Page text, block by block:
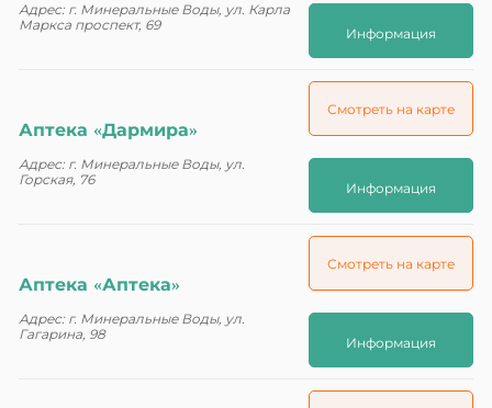
Адрес: г. Минеральные Воды, ул. Карла
Маркса проспект, 69
Информация
Аптека «Дармира»
Адрес: г. Минеральные Воды, ул.
Горская, 76
Смотреть на карте
Информация
Аптека «Аптека»
Адрес: г. Минеральные Воды, ул.
Гагарина, 98
Смотреть на карте
Информация